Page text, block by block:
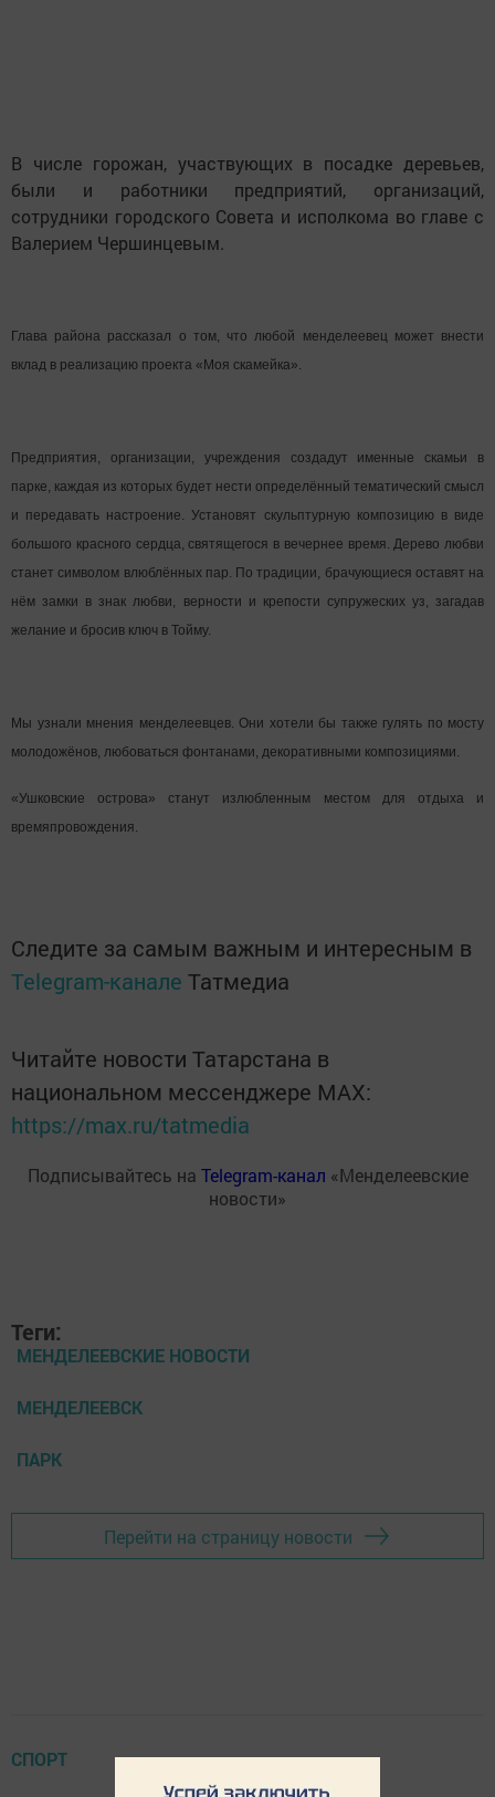
В числе горожан, участвующих в посадке деревьев,
были и работники предприятий, организаций,
сотрудники городского Совета и исполкома во главе с
Валерием Чершинцевым.
Глава района рассказал о том, что любой менделеевец может внести
вклад в реализацию проекта «Моя скамейка».
Предприятия, организации, учреждения создадут именные скамьи в
парке, каждая из которых будет нести определённый тематический смысл
и передавать настроение. Установят скульптурную композицию в виде
большого красного сердца, святящегося в вечернее время. Дерево любви
станет символом влюблённых пар. По традиции, брачующиеся оставят на
нём замки в знак любви, верности и крепости супружеских уз, загадав
желание и бросив ключ в Тойму.
Мы узнали мнения менделеевцев. Они хотели бы также гулять по мосту
молодожёнов, любоваться фонтанами, декоративными композициями.
«Ушковские острова» станут излюбленным местом для отдыха и
времяпровождения.
Следите за самым важным и интересным в
Telegram-канале Татмедиа
Читайте новости Татарстана в
национальном мессенджере MАХ:
https://max.ru/tatmedia
Подписывайтесь на Telegram-канал «Менделеевские
новости»
Теги:
МЕНДЕЛЕЕВСКИЕ НОВОСТИ
МЕНДЕЛЕЕВСК
ПАРК
Перейти на страницу новости
СПОРТ